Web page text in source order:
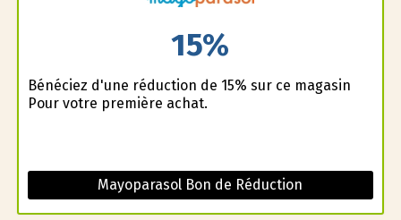
15%
Bénéficiez d'une réduction de 15% sur ce magasin
Pour votre première achat.
Mayoparasol Bon de Réduction